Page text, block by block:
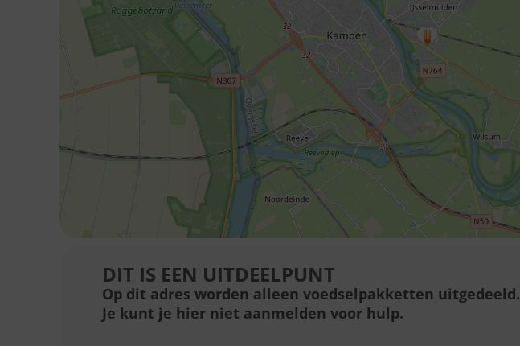
DIT IS EEN UITDEELPUNT
Op dit adres worden alleen voedselpakketten uitgedeeld.
Je kunt je hier niet aanmelden voor hulp.